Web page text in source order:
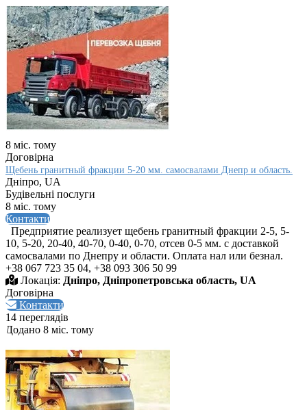
8 міс. тому
Договірна
Щебень гранитный фракции 5-20 мм. самосвалами Днепр и область.
Дніпро, UA
Будівельні послуги
8 міс. тому
Контакти
Предприятие реализует щебень гранитный фракции 2-5, 5-
10, 5-20, 20-40, 40-70, 0-40, 0-70, отсев 0-5 мм. с доставкой
самосвалами по Днепру и области. Оплата нал или безнал.
+38 067 723 35 04, +38 093 306 50 99
Локація: Дніпро, Дніпропетровська область, UA
Договірна
Контакти
14 переглядів
Додано 8 міс. тому